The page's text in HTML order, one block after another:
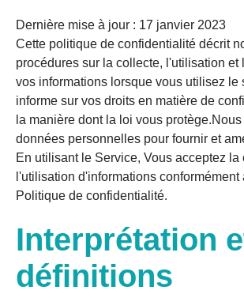
Dernière mise à jour : 17 janvier 2023
Cette politique de confidentialité décrit
procédures sur la collecte, l'utilisation et
vos informations lorsque vous utilisez le
informe sur vos droits en matière de
la manière dont la loi vous
données personnelles pour fournir et
En utilisant le Service, Vous acceptez la
l'utilisation d'informations conformément
Politique de confidentialité.
Interprétation
définitions